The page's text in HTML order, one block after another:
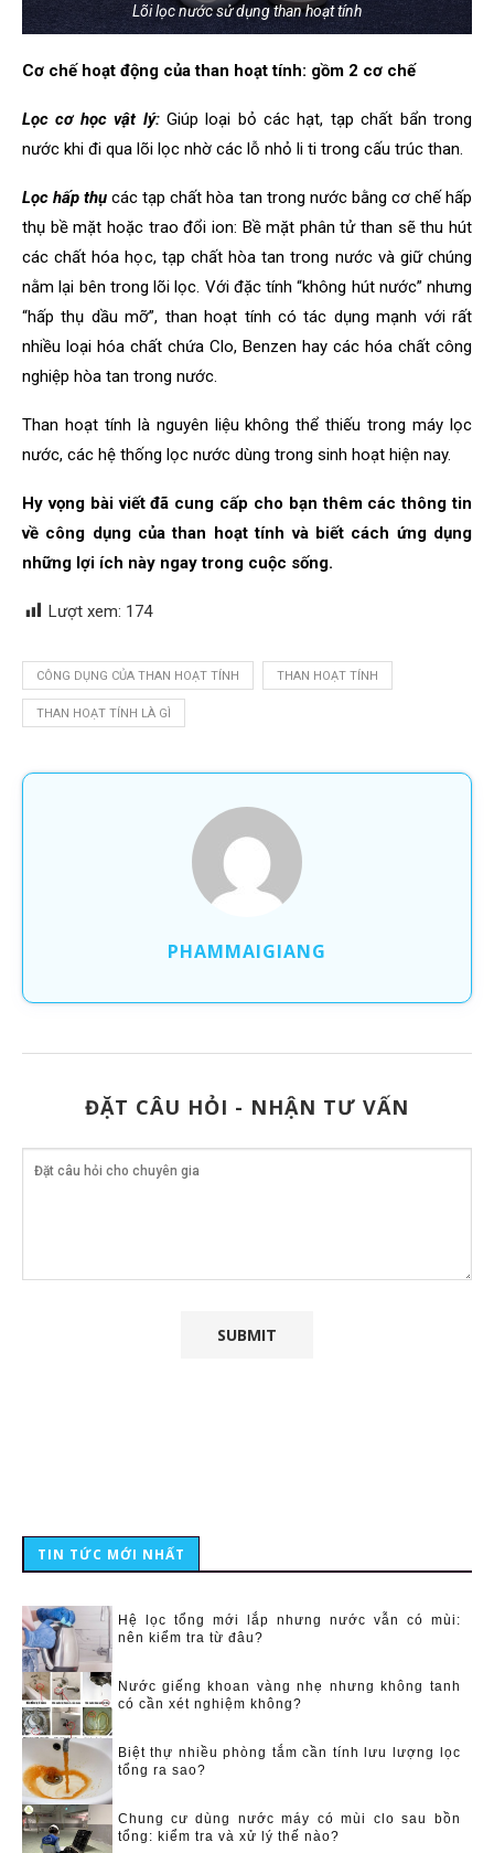
Lõi lọc nước sử dụng than hoạt tính
Cơ chế hoạt động của than hoạt tính: gồm 2 cơ chế
Lọc cơ học vật lý:Giúp loại bỏ các hạt, tạp chất bẩn trong
nước khi đi qua lõi lọc nhờ các lỗ nhỏ li ti trong cấu trúc than.
Lọc hấp thụ các tạp chất hòa tan trong nước bằng cơ chế hấp
thụ bề mặt hoặc trao đổi ion: Bề mặt phân tử than sẽ thu hút
các chất hóa học, tạp chất hòa tan trong nước và giữ chúng
nằm lại bên trong lõi lọc. Với đặc tính “không hút nước” nhưng
“hấp thụ dầu mỡ”, than hoạt tính có tác dụng mạnh với rất
nhiều loại hóa chất chứa Clo, Benzen hay các hóa chất công
nghiệp hòa tan trong nước.
Than hoạt tính là nguyên liệu không thể thiếu trong máy lọc
nước, các hệ thống lọc nước dùng trong sinh hoạt hiện nay.
Hy vọng bài viết đã cung cấp cho bạn thêm các thông tin
về công dụng của than hoạt tính và biết cách ứng dụng
những lợi ích này ngay trong cuộc sống.
Lượt xem: 174
CÔNG DỤNG CỦA THAN HOẠT TÍNH THAN HOẠT TÍNH
THAN HOẠT TÍNH LÀ GÌ
PHAMMAIGIANG
ĐẶT CÂU HỎI - NHẬN TƯ VẤN
TIN TỨC MỚI NHẤT
Hệ lọc tổng mới lắp nhưng nước vẫn có mùi:
nên kiểm tra từ đâu?
Nước giếng khoan vàng nhẹ nhưng không tanh
có cần xét nghiệm không?
Biệt thự nhiều phòng tắm cần tính lưu lượng lọc
tổng ra sao?
Chung cư dùng nước máy có mùi clo sau bồn
tổng: kiểm tra và xử lý thế nào?